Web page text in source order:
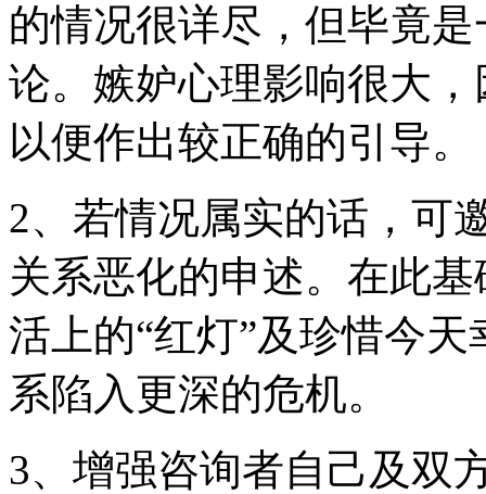
的情况很详尽，但毕竟
论。嫉妒心理影响很大
以便作出较正确的引导。
2、若情况属实的话，可
关系恶化的申述。在此
活上的“红灯”及珍惜今
系陷入更深的危机。
3、增强咨询者自己及双